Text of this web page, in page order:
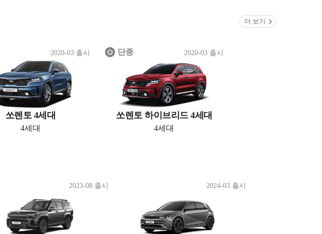
더 보기
쏘렌토 4세대
2020-03 출시
4세대
단종
쏘렌토 하이브리드 4세대
2020-03 출시
4세대
2023-08 출시 2024-03 출시